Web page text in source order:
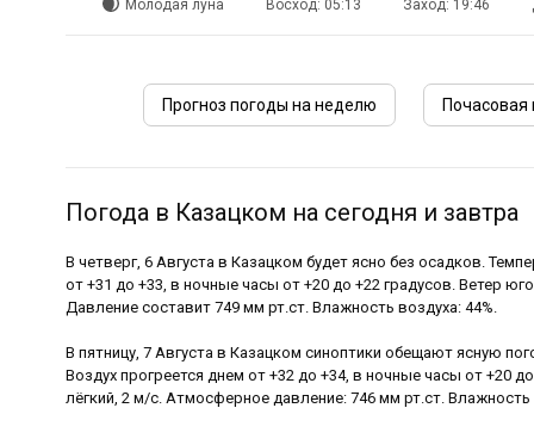
Молодая луна Восход: 05:13 Заход: 19:46
Прогноз погоды на неделю Почасовая
Погода в Казацком на сегодня и завтра
В четверг, 6 Августа в Казацком будет ясно без осадков.
от +31 до +33, в ночные часы от +20 до +22 градусов. Ветер
Давление составит 749 мм рт.ст. Влажность воздуха: 44%.
В пятницу, 7 Августа в Казацком синоптики обещают ясную
Воздух прогреется днем от +32 до +34, в ночные часы от +20
лёгкий, 2 м/с. Атмосферное давление: 746 мм рт.ст. Влажность